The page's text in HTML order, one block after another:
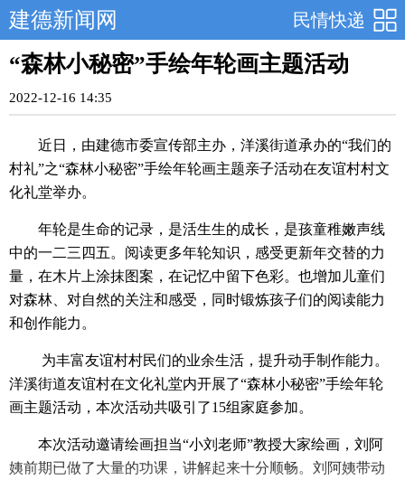
民情快递
建德新闻网
“森林小秘密”手绘年轮画主题活动
2022-12-16 14:35
近日，由建德市委宣传部主办，洋溪街道承办的“我们的
村礼”之“森林小秘密”手绘年轮画主题亲子活动在友谊村村文
化礼堂举办。
年轮是生命的记录，是活生生的成长，是孩童稚嫩声线
中的一二三四五。阅读更多年轮知识，感受更新年交替的力
量，在木片上涂抹图案，在记忆中留下色彩。也增加儿童们
对森林、对自然的关注和感受，同时锻炼孩子们的阅读能力
和创作能力。
为丰富友谊村村民们的业余生活，提升动手制作能力。
洋溪街道友谊村在文化礼堂内开展了“森林小秘密”手绘年轮
画主题活动，本次活动共吸引了15组家庭参加。
本次活动邀请绘画担当“小刘老师”教授大家绘画，刘阿
姨前期已做了大量的功课，讲解起来十分顺畅。刘阿姨带动